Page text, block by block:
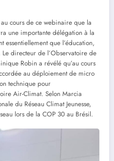
cours de ce webinaire que la
une importante délégation à la
essentiellement que l’éducation,
directeur de l’Observatoire de
Robin a révélé qu’au cours
au déploiement de micro
technique pour
Air-Climat. Selon Marcia
du Réseau Climat Jeunesse,
lors de la COP 30 au Brésil.